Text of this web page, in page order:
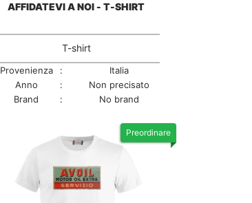
AFFIDATEVI A NOI - T-SHIRT
T-shirt
Provenienza :
Italia
Anno
:
Non precisato
Brand
: No brand
Preordinare